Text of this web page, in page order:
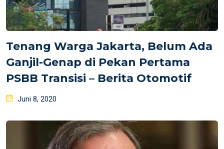
Tenang Warga Jakarta, Belum Ada
Ganjil-Genap di Pekan Pertama
PSBB Transisi – Berita Otomotif
Posted
Juni 8, 2020